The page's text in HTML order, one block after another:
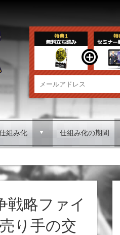
組み化 d 仕組み化の期間
戦略ファイ
り手の交